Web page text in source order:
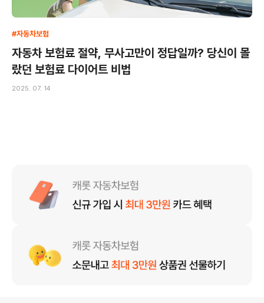
#자동차보험
자동차 보험료 절약, 무사고만이 정답일까? 당신이 몰
랐던 보험료 다이어트 비법
2025. 07. 14